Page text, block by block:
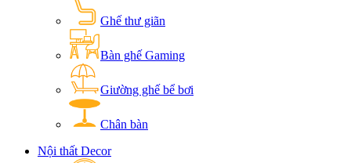
Ghế thư giãn
Bàn ghế Gaming
Giường ghế bể bơi
Chân bàn
Nội thất Decor